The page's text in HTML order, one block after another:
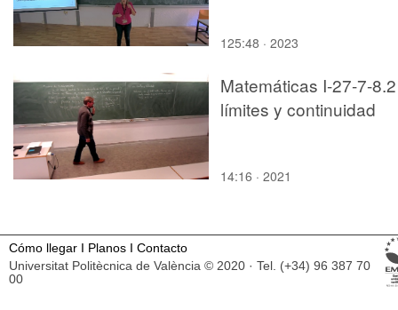
125:48 · 2023
Matemáticas I-27-7-8.2
límites y continuidad
14:16 · 2021
Cómo llegar I Planos I Contacto
Universitat Politècnica de València © 2020 · Tel. (+34) 96 387 70
00